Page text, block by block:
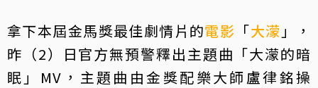
拿下本屆金馬獎最佳劇情片的電影 「大濛 」，
昨（2）日官方無預警釋出主題曲「大濛的暗
眠」MV，主題曲由金獎配樂大師盧律銘操